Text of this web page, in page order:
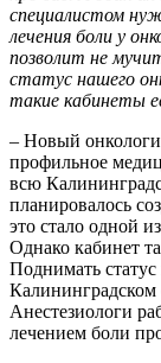
специалистом
лечения боли у
позволит не
статус нашего
такие кабинеты
– Новый
профильное
всю
планировалось
это стало одной
Однако кабинет
Поднимать
Калининградском
Анестезиологи
лечением боли